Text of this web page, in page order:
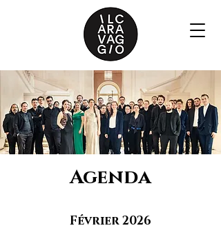
Agenda
Février 2026